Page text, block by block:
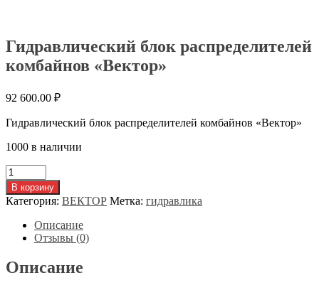
Гидравлический блок распределителей
комбайнов «Вектор»
92 600.00 ₽
Гидравлический блок распределителей комбайнов «Вектор»
1000 в наличии
Количество
товара
Гидравлический
блок
распределителей
комбайнов
"Вектор"
В корзину
Категория: ВЕКТОР Метка: гидравлика
Описание
Отзывы (0)
Описание